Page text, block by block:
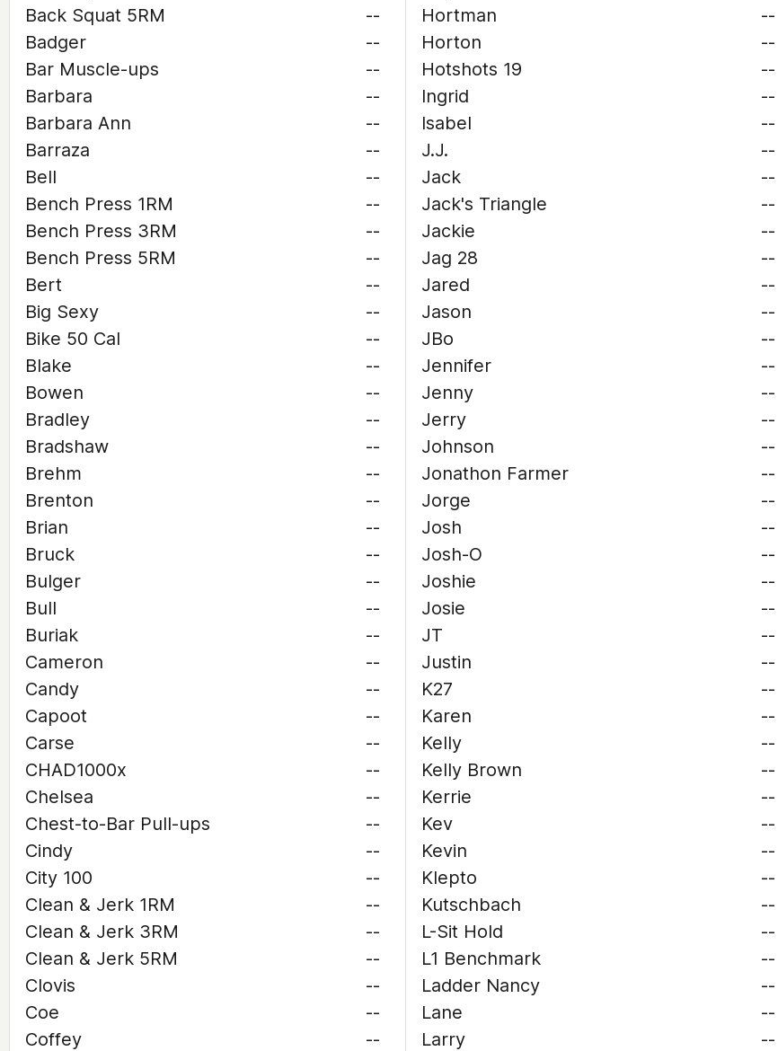
Back Squat 5RM
--
Badger
--
Bar Muscle-ups
--
Barbara
--
Barbara Ann
--
Barraza
--
Bell
--
Bench Press 1RM
--
Bench Press 3RM
--
Bench Press 5RM
--
Bert
--
Big Sexy
--
Bike 50 Cal
--
Blake
--
Bowen
--
Bradley
--
Bradshaw
--
Brehm
--
Brenton
--
Brian
--
Bruck
--
Bulger
--
Bull
--
Buriak
--
Cameron
--
Candy
--
Capoot
--
Carse
--
CHAD1000x
--
Chelsea
--
Chest-to-Bar Pull-ups
--
Cindy
--
City 100
--
Clean & Jerk 1RM
--
Clean & Jerk 3RM
--
Clean & Jerk 5RM
--
Clovis
--
Coe
--
Coffey
--
Hortman
--
Horton
--
Hotshots 19
--
Ingrid
--
Isabel
--
J.J.
--
Jack
--
Jack's Triangle
--
Jackie
--
Jag 28
--
Jared
--
Jason
--
JBo
--
Jennifer
--
Jenny
--
Jerry
--
Johnson
--
Jonathon Farmer
--
Jorge
--
Josh
--
Josh-O
--
Joshie
--
Josie
--
JT
--
Justin
--
K27
--
Karen
--
Kelly
--
Kelly Brown
--
Kerrie
--
Kev
--
Kevin
--
Klepto
--
Kutschbach
--
L-Sit Hold
--
L1 Benchmark
--
Ladder Nancy
--
Lane
--
Larry
--